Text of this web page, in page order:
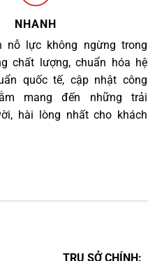
NHANH
nỗ lực không ngừng trong
chất lượng, chuẩn hóa hệ
quốc tế, cập nhật công
mang đến những trải
hài lòng nhất cho khách
TRỤ SỞ CHÍNH: